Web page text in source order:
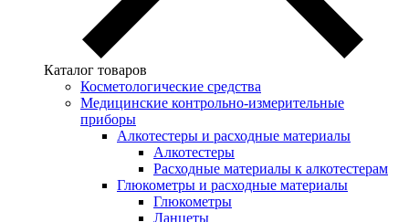
Каталог товаров
Косметологические средства
Медицинские контрольно-измерительные
приборы
Алкотестеры и расходные материалы
Алкотестеры
Расходные материалы к алкотестерам
Глюкометры и расходные материалы
Глюкометры
Ланцеты